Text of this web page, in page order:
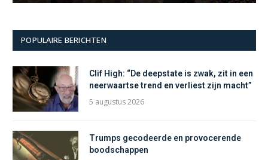
POPULAIRE BERICHTEN
Clif High: “De deepstate is zwak, zit in een
neerwaartse trend en verliest zijn macht”
5 augustus 2026
Trumps gecodeerde en provocerende
boodschappen